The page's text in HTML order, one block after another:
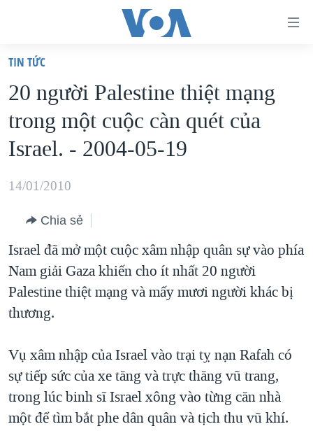
truy
cập
Tới
nội
chính
hướng
chính
Đi
tới
VIỆT NAM
HOA KỲ
BIỂN ĐÔNG
THẾ GIỚI
DIỄN ĐÀN
MỤC
TỰ DO BÁO CHÍ
VẠCH TRẦN TIN GIẢ
ĐỜI SỐNG
KINH TẾ
KHOA HỌC
CHUYÊN ĐỀ
CHIẾN TRANH THƯƠNG MẠI CỦA MỸ: QUÁ KHỨ VÀ HIỆN
TẠI
MỘT NĂM CHIẾN TRANH TẠI DẢI GAZA
GIẢI MÃ VÀNH ĐAI & CON ĐƯỜNG
NGÀY TỊ NẠN THẾ GIỚI
HỌC TIẾNG ANH
NGHE
MẠNG XÃ HỘI
TIN TỨC
20 người Palestine thiệt mạng
trong một cuộc càn quét của
Israel. - 2004-05-19
14/01/2010
Chia sẻ
Israel đã mở một cuộc xâm nhập quân sự vào phía
Nam giải Gaza khiến cho ít nhất 20 người
Palestine thiệt mạng và mấy mươi người khác bị
thương.
Vụ xâm nhập của Israel vào trại tỵ nạn Rafah có
sự tiếp sức của xe tăng và trực thăng vũ trang,
trong lúc binh sĩ Israel xông vào từng căn nhà
một để tìm bắt phe dân quân và tịch thu vũ khí.